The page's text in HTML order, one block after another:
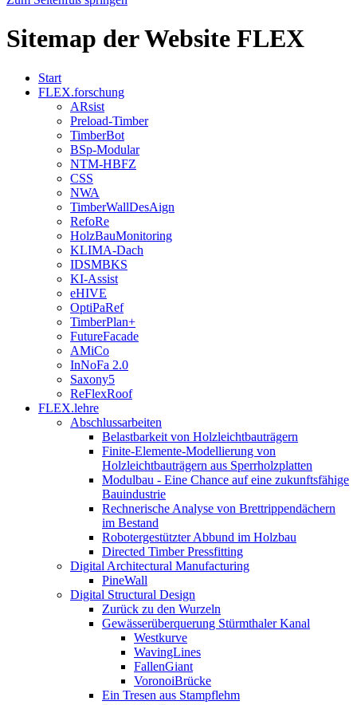
Sitemap der Website FLEX
Start
FLEX.forschung
ARsist
Preload-Timber
TimberBot
BSp-Modular
NTM-HBFZ
CSS
NWA
TimberWallDesAign
RefoRe
HolzBauMonitoring
KLIMA-Dach
IDSMBKS
KI-Assist
eHIVE
OptiPaRef
TimberPlan+
FutureFacade
AMiCo
InNoFa 2.0
Saxony5
ReFlexRoof
FLEX.lehre
Abschlussarbeiten
Belastbarkeit von Holzleichtbauträgern
Finite-Elemente-Modellierung von
Holzleichtbauträgern aus Sperrholzplatten
Modulbau - Eine Chance auf eine zukunftsfähige
Bauindustrie
Rechnerische Analyse von Brettrippendächern
im Bestand
Robotergestützter Abbund im Holzbau
Directed Timber Pressfitting
Digital Architectural Manufacturing
PineWall
Digital Structural Design
Zurück zu den Wurzeln
Gewässerüberquerung Stürmthaler Kanal
Westkurve
WavingLines
FallenGiant
VoronoiBrücke
Ein Tresen aus Stampflehm